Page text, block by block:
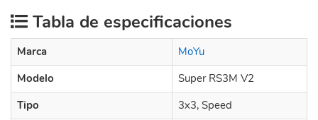
Tabla de especificaciones
Marca
MoYu
Modelo
Super RS3M V2
Tipo
3x3, Speed